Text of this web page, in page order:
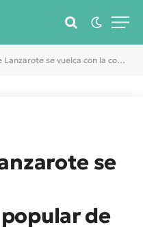
con la concentración popular de rechazo insular a la violencia de género
se
de